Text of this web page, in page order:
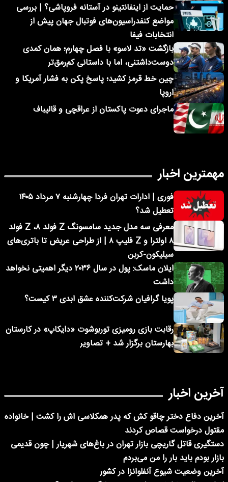
حمایت از اینفانتینو در آستانه فروپاشی؟ | بررسی
مواضع کنفدراسیون‌های فوتبال جهان پیش از
انتخابات فیفا
بازگشت «تد لاسو» با فصل چهارم؛ همان کمدی
دوست‌داشتنی، اما با داستانی کم‌رمق‌تر
چین خط قرمز کشید؛ پاسخ پکن به فشار آمریکا و
اروپا
ماجرای دعوت پاکستان از عراقچی و قالیباف
مهمترین اخبار
فوری | ادارات تهران فردا چهارشنبه ۷ مرداد ۱۴۰۵
تعطیل شد؟
معرفی سه مدل جدید سامسونگ Z فولد ۸، Z فولد
۸ اولترا و Z فلیپ ۸ | از طراحی عریض تا باتری‌های
سیلیکون-کربن
ایلان ماسک: پول در سال ۲۰۳۶ دیگر اهمیتی نخواهد
داشت
پویا گرافیان شرکت‌کننده عشق ابدی ۳ کیست؟
رقابت بازی رومیزی توربوشوت «دایکاپ» در کارستان
بهارستان برگزار شد + تصاویر
آخرین اخبار
آخرین دفاع دختر چاقو کش که پدر همکلاسی اش را کشت | خانواده
مقتول درخواست قصاص کردند
دستگیری قاتل گاریچی بازار تهران در باغ‌های شهریار | چون قدیمی
بازار بودم باید بار را من می‌بردم
آخرین وضعیت شیوع آنفلوانزا در کشور